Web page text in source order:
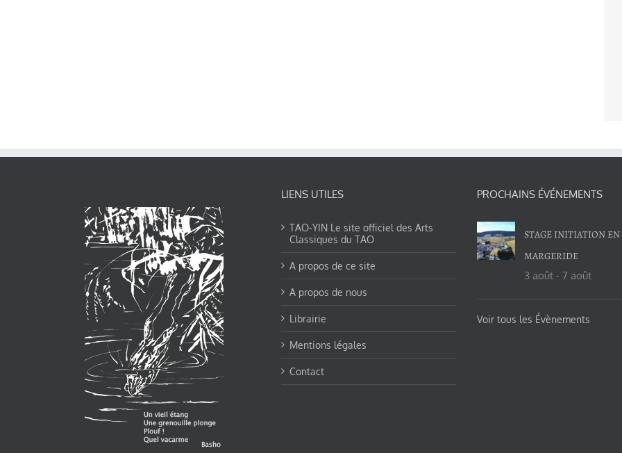
LIENS UTILES
TAO-YIN Le site officiel des Arts
Classiques du TAO
A propos de ce site
A propos de nous
Librairie
Mentions légales
Contact
PROCHAINS ÉVÉNEMENTS
STAGE INITIATION EN
MARGERIDE
3 août - 7 août
Voir tous les Évènements